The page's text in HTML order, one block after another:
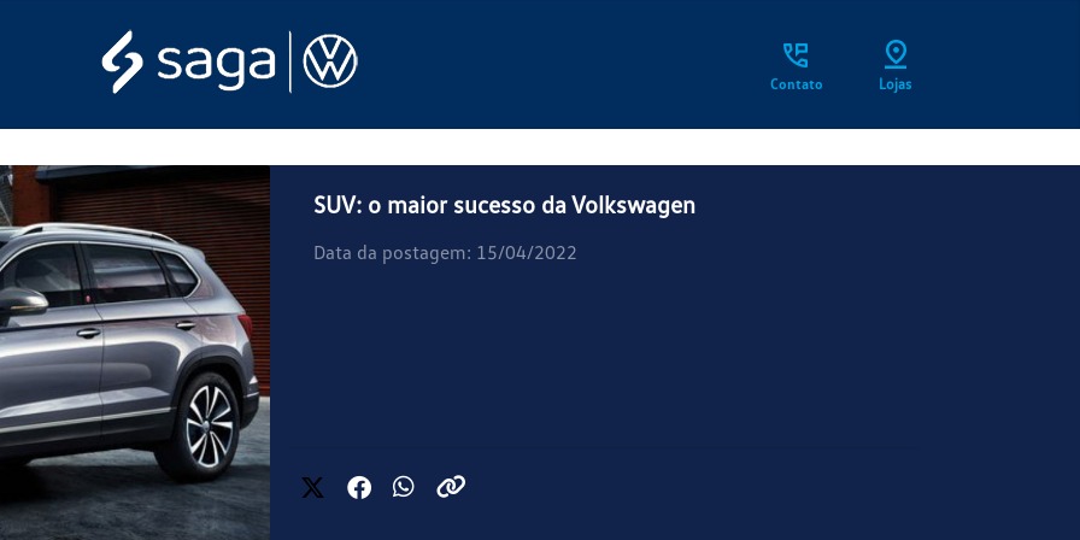
Contato Lojas
SUV: o maior sucesso da Volkswagen
Data da postagem: 15/04/2022